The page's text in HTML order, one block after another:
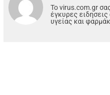
Το virus.com.gr
έγκυρες
υγείας και